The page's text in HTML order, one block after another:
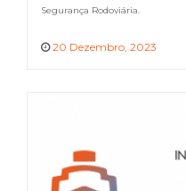
Segurança Rodoviária.
20 Dezembro, 2023